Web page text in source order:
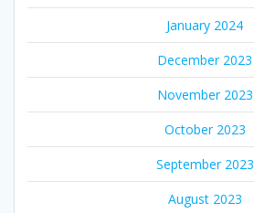
January 2024
December 2023
November 2023
October 2023
September 2023
August 2023